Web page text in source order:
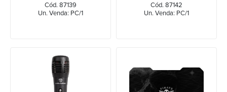
Cód. 87139
Un. Venda: PC/1
Cód. 87142
Un. Venda: PC/1